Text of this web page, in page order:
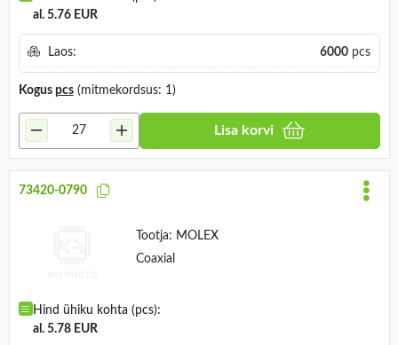
al. 5.76 EUR
Laos: 6000pcs
Kogus pcs(mitmekordsus: 1)
Lisa korvi
73420-0790
Tootja: MOLEX
Coaxial
Hind ühiku kohta (pcs):
al. 5.78 EUR